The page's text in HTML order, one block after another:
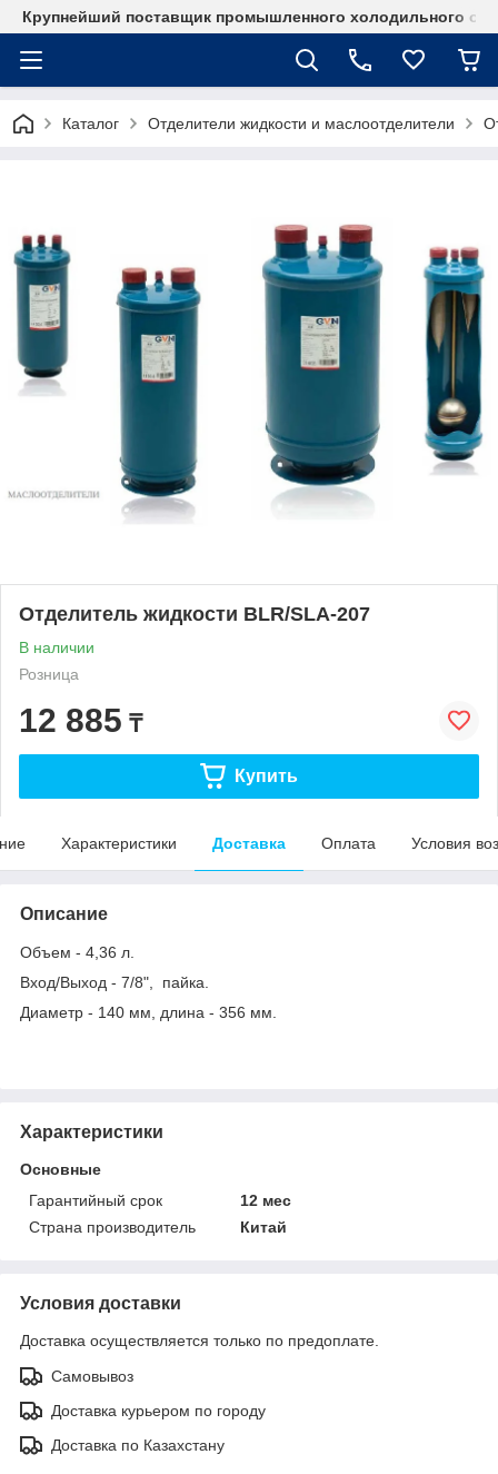
Крупнейший поставщик промышленного холодильного
Каталог Отделители жидкости и маслоотделители
Отделитель жидкости BLR/SLA-207
В наличии
Розница
12 885 ₸
Купить
Характеристики Доставка Оплата Условия
Описание
Объем - 4,36 л.
Вход/Выход - 7/8", пайка.
Диаметр - 140 мм, длина - 356 мм.
Характеристики
Основные
Гарантийный срок
12 мес
Страна производитель
Китай
Условия доставки
Доставка осуществляется только по предоплате.
Самовывоз
Доставка курьером по городу
Доставка по Казахстану